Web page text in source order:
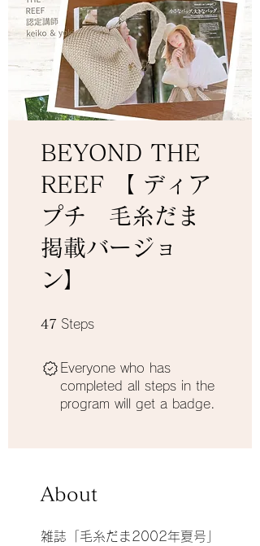
BEYOND THE
REEF 【 ディア
プチ 毛糸だま
掲載バージョ
ン】
47 Steps
Everyone who has
completed all steps in the
program will get a badge.
About
雑誌「毛糸だま2002年夏号」